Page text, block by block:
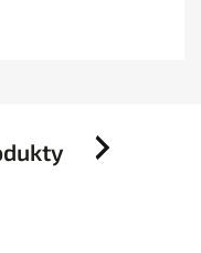
Next